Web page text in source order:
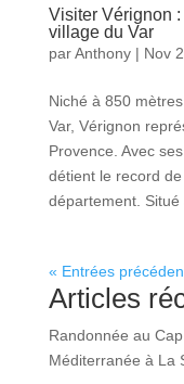
Visiter Vérignon
village du Var
parAnthony| Nov
Niché à 850
Var, Vérignon
Provence. Avec
détient le record
département. Situé
« Entrées
Articles
Randonnée au
Méditerranée à La